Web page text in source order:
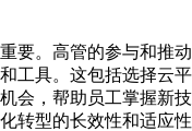
。高管的参与和推
具。这包括选择云
，帮助员工掌握新
型的长效性和适应